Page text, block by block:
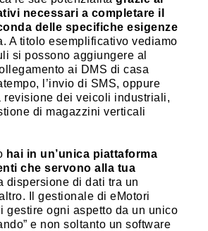
necessari a completare il
delle specifiche esigenze
A titolo esemplificativo vediamo
si possono aggiungere al
ai DMS di casa
l’invio di SMS, oppure
revisione dei veicoli industriali,
di magazzini verticali
hai in un’unica piattaforma
che servono alla tua
dispersione di dati tra un
Il gestionale di eMotori
gestire ogni aspetto da un unico
e non soltanto un software